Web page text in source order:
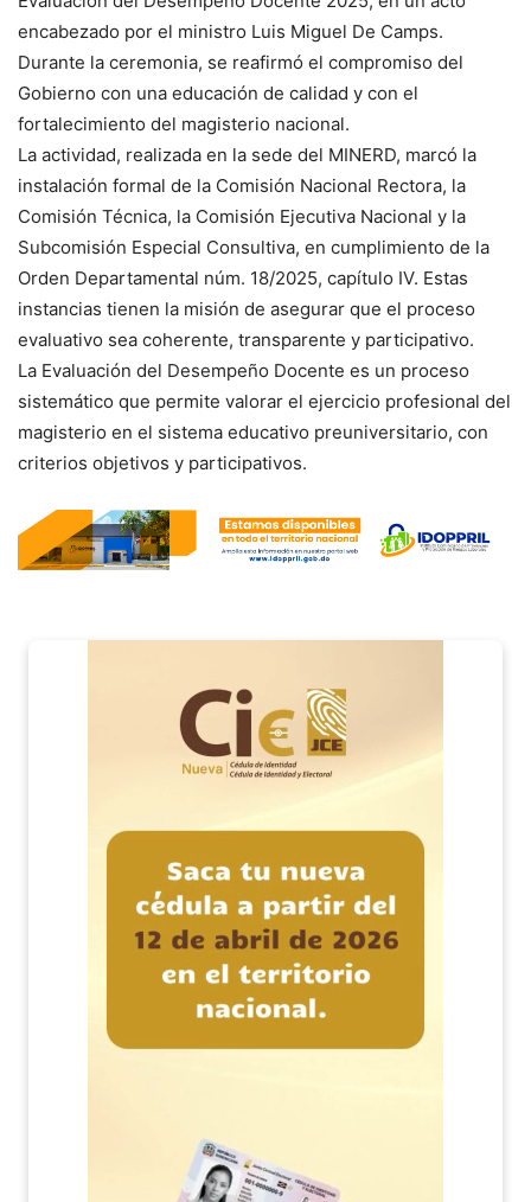
encabezado por el ministro Luis Miguel De Camps.
Durante la ceremonia, se reafirmó el compromiso del
Gobierno con una educación de calidad y con el
fortalecimiento del magisterio nacional.
La actividad, realizada en la sede del MINERD, marcó la
instalación formal de la Comisión Nacional Rectora, la
Comisión Técnica, la Comisión Ejecutiva Nacional y la
Subcomisión Especial Consultiva, en cumplimiento de la
Orden Departamental núm. 18/2025, capítulo IV. Estas
instancias tienen la misión de asegurar que el proceso
evaluativo sea coherente, transparente y participativo.
La Evaluación del Desempeño Docente es un proceso
sistemático que permite valorar el ejercicio profesional del
magisterio en el sistema educativo preuniversitario, con
criterios objetivos y participativos.